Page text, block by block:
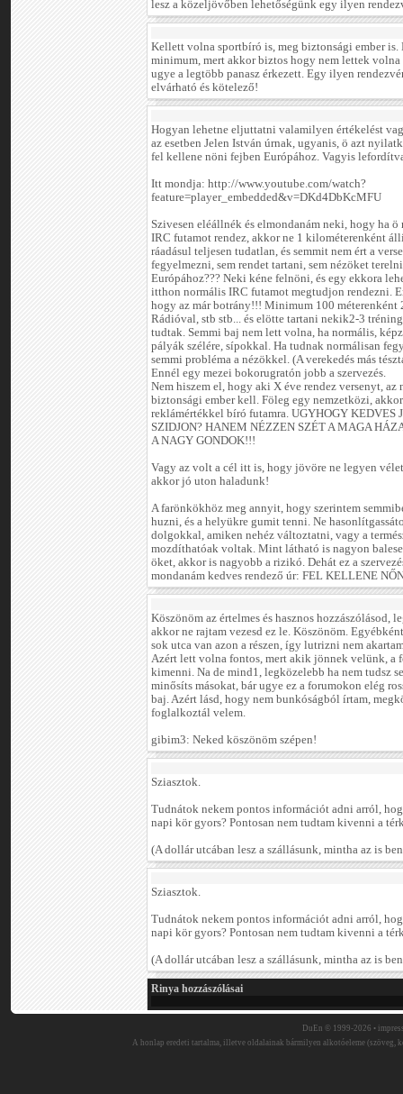
lesz a közeljövőben lehetőségünk egy ilyen
Kellett volna sportbíró is, meg biztonsági ember is.
minimum, mert akkor biztos hogy nem lettek
ugye a legtöbb panasz érkezett. Egy ilyen
elvárható és kötelező!
Hogyan lehetne eljuttatni valamilyen értékelést
az esetben Jelen István úrnak, ugyanis, ö azt
fel kellene nöni fejben Európához. Vagyis
Itt mondja: http://www.youtube.com/watch?
feature=player_embedded&v=DKd4DbKcMFU
Szivesen eléállnék és elmondanám neki, hogy ha
IRC futamot rendez, akkor ne 1 kilométerenként
ráadásul teljesen tudatlan, és semmit nem ért a
fegyelmezni, sem rendet tartani, sem nézöket
Európához??? Neki kéne felnöni, és egy ekkora
itthon normális IRC futamot megtudjon rendezni.
hogy az már botrány!!! Minimum 100
Rádióval, stb stb... és elötte tartani nekik2-3
tudtak. Semmi baj nem lett volna, ha normális,
pályák szélére, sípokkal. Ha tudnak normálisan
semmi probléma a nézökkel. (A verekedés más
Ennél egy mezei bokorugratón jobb a szervezés.
Nem hiszem el, hogy aki X éve rendez versenyt,
biztonsági ember kell. Föleg egy nemzetközi,
reklámértékkel bíró futamra. UGYHOGY KEDVES
SZIDJON? HANEM NÉZZEN SZÉT A MAGA
A NAGY GONDOK!!!
Vagy az volt a cél itt is, hogy jövöre ne legyen
akkor jó uton haladunk!
A farönkökhöz meg annyit, hogy szerintem
huzni, és a helyükre gumit tenni. Ne
dolgokkal, amiken nehéz változtatni, vagy a
mozdíthatóak voltak. Mint látható is nagyon
öket, akkor is nagyobb a rizikó. Dehát ez a
mondanám kedves rendező úr: FEL KELLENE
Köszönöm az értelmes és hasznos hozzászólásod,
akkor ne rajtam vezesd ez le. Köszönöm.
sok utca van azon a részen, így lutrizni nem
Azért lett volna fontos, mert akik jönnek velünk, a
kimenni. Na de mind1, legközelebb ha nem tudsz
minősíts másokat, bár ugye ez a forumokon elég
baj. Azért lásd, hogy nem bunkóságból írtam,
foglalkoztál velem.
gibim3: Neked köszönöm szépen!
Sziasztok.
Tudnátok nekem pontos információt adni arról,
napi kör gyors? Pontosan nem tudtam kivenni a
(A dollár utcában lesz a szállásunk, mintha az is
Sziasztok.
Tudnátok nekem pontos információt adni arról,
napi kör gyors? Pontosan nem tudtam kivenni a
(A dollár utcában lesz a szállásunk, mintha az is
Rinya hozzászólásai
DuEn © 1999-2026 •
A honlap eredeti tartalma, illetve oldalainak bármilyen alkotóeleme (szöveg,